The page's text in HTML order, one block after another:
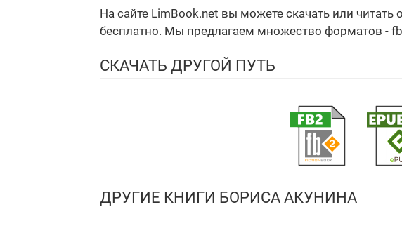
На сайте LimBook.net вы можете скачать или
бесплатно. Мы предлагаем множество форматов -
СКАЧАТЬ ДРУГОЙ ПУТЬ
ДРУГИЕ КНИГИ БОРИСА АКУНИНА